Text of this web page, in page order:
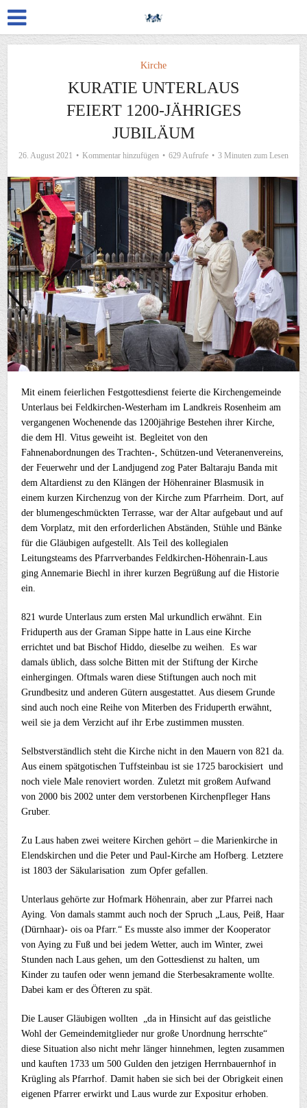
Kirche
KURATIE UNTERLAUS
FEIERT 1200-JÄHRIGES
JUBILÄUM
26. August 2021 Kommentar hinzufügen 629 Aufrufe 3 Minuten zum Lesen
Mit einem feierlichen Festgottesdienst feierte die Kirchengemeinde
Unterlaus bei Feldkirchen-Westerham im Landkreis Rosenheim am
vergangenen Wochenende das 1200jährige Bestehen ihrer Kirche,
die dem Hl. Vitus geweiht ist. Begleitet von den
Fahnenabordnungen des Trachten-, Schützen-und Veteranenvereins,
der Feuerwehr und der Landjugend zog Pater Baltaraju Banda mit
dem Altardienst zu den Klängen der Höhenrainer Blasmusik in
einem kurzen Kirchenzug von der Kirche zum Pfarrheim. Dort, auf
der blumengeschmückten Terrasse, war der Altar aufgebaut und auf
dem Vorplatz, mit den erforderlichen Abständen, Stühle und Bänke
für die Gläubigen aufgestellt. Als Teil des kollegialen
Leitungsteams des Pfarrverbandes Feldkirchen-Höhenrain-Laus
ging Annemarie Biechl in ihrer kurzen Begrüßung auf die Historie
ein.
821 wurde Unterlaus zum ersten Mal urkundlich erwähnt. Ein
Friduperth aus der Graman Sippe hatte in Laus eine Kirche
errichtet und bat Bischof Hiddo, dieselbe zu weihen. Es war
damals üblich, dass solche Bitten mit der Stiftung der Kirche
einhergingen. Oftmals waren diese Stiftungen auch noch mit
Grundbesitz und anderen Gütern ausgestattet. Aus diesem Grunde
sind auch noch eine Reihe von Miterben des Friduperth erwähnt,
weil sie ja dem Verzicht auf ihr Erbe zustimmen mussten.
Selbstverständlich steht die Kirche nicht in den Mauern von 821 da.
Aus einem spätgotischen Tuffsteinbau ist sie 1725 barockisiert und
noch viele Male renoviert worden. Zuletzt mit großem Aufwand
von 2000 bis 2002 unter dem verstorbenen Kirchenpfleger Hans
Gruber.
Zu Laus haben zwei weitere Kirchen gehört – die Marienkirche in
Elendskirchen und die Peter und Paul-Kirche am Hofberg. Letztere
ist 1803 der Säkularisation zum Opfer gefallen.
Unterlaus gehörte zur Hofmark Höhenrain, aber zur Pfarrei nach
Aying. Von damals stammt auch noch der Spruch „Laus, Peiß, Haar
(Dürnhaar)- ois oa Pfarr.“ Es musste also immer der Kooperator
von Aying zu Fuß und bei jedem Wetter, auch im Winter, zwei
Stunden nach Laus gehen, um den Gottesdienst zu halten, um
Kinder zu taufen oder wenn jemand die Sterbesakramente wollte.
Dabei kam er des Öfteren zu spät.
Die Lauser Gläubigen wollten „da in Hinsicht auf das geistliche
Wohl der Gemeindemitglieder nur große Unordnung herrschte“
diese Situation also nicht mehr länger hinnehmen, legten zusammen
und kauften 1733 um 500 Gulden den jetzigen Herrnbauernhof in
Krügling als Pfarrhof. Damit haben sie sich bei der Obrigkeit einen
eigenen Pfarrer erwirkt und Laus wurde zur Expositur erhoben.